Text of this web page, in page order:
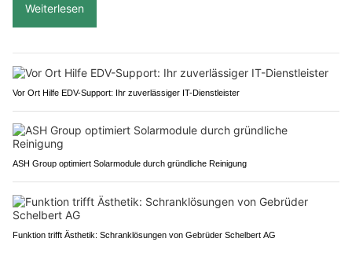
Weiterlesen
Vor Ort Hilfe EDV-Support: Ihr zuverlässiger IT-Dienstleister
ASH Group optimiert Solarmodule durch gründliche Reinigung
Funktion trifft Ästhetik: Schranklösungen von Gebrüder Schelbert AG